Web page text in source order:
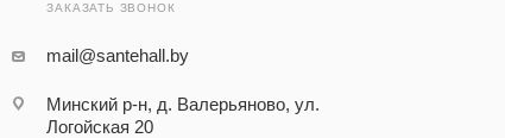
ЗАКАЗАТЬ ЗВОНОК
mail@santehall.by
Минский р-н, д. Валерьяново, ул.
Логойская 20